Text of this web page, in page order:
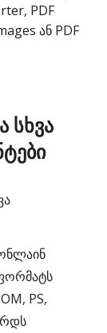
PDF
ან PDF
სხვა
PS,